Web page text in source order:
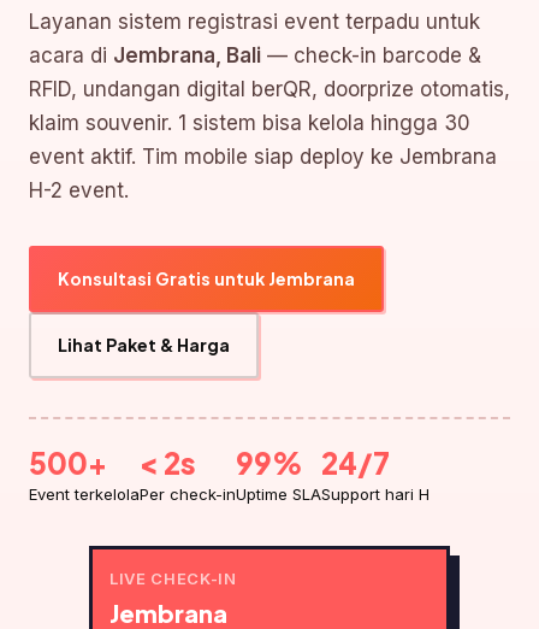
Layanan sistem registrasi event terpadu untuk
acara di Jembrana, Bali — check-in barcode &
RFID, undangan digital berQR, doorprize otomatis,
klaim souvenir. 1 sistem bisa kelola hingga 30
event aktif. Tim mobile siap deploy ke Jembrana
H-2 event.
Konsultasi Gratis untuk Jembrana
Lihat Paket & Harga
500+
Event terkelola
< 2s
Per check-in
99%
Uptime SLA
24/7
Support hari H
LIVE CHECK-IN
Jembrana